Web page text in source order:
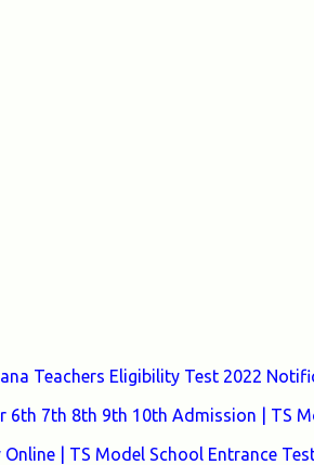
Teachers Eligibility Test 2022
6th 7th 8th 9th 10th Admission | TS
| TS Model School Entrance